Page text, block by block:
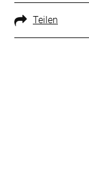
Teilen